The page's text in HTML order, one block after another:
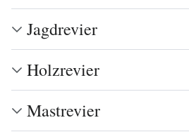
Jagdrevier
Holzrevier
Mastrevier